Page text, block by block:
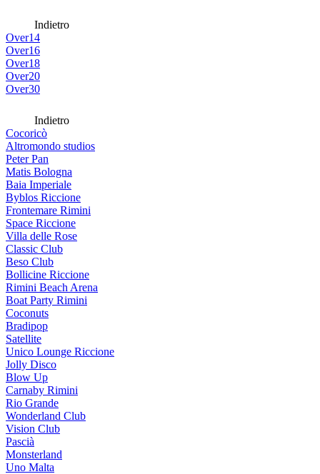
Indietro
Over14
Over16
Over18
Over20
Over30
Indietro
Cocoricò
Altromondo studios
Peter Pan
Matis Bologna
Baia Imperiale
Byblos Riccione
Frontemare Rimini
Space Riccione
Villa delle Rose
Classic Club
Beso Club
Bollicine Riccione
Rimini Beach Arena
Boat Party Rimini
Coconuts
Bradipop
Satellite
Unico Lounge Riccione
Jolly Disco
Blow Up
Carnaby Rimini
Rio Grande
Wonderland Club
Vision Club
Pascià
Monsterland
Uno Malta